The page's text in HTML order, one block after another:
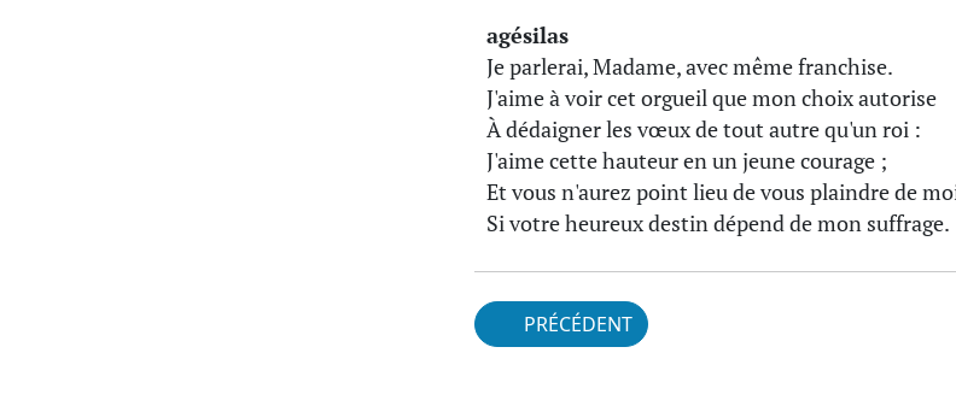
agésilas
Je parlerai, Madame, avec même franchise.
J'aime à voir cet orgueil que mon choix autorise
À dédaigner les vœux de tout autre qu'un roi :
J'aime cette hauteur en un jeune courage ;
Et vous n'aurez point lieu de vous plaindre de
Si votre heureux destin dépend de mon suffrage.
PRÉCÉDENT